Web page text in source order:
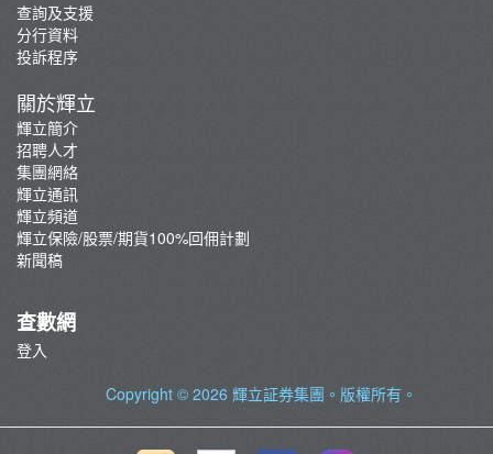
查詢及支援
分行資料
投訴程序
關於輝立
輝立簡介
招聘人才
集團網絡
輝立通訊
輝立頻道
輝立保險/股票/期貨100%回佣計劃
新聞稿
查數網
登入
Copyright © 2026 輝立証券集團 。版權所有。